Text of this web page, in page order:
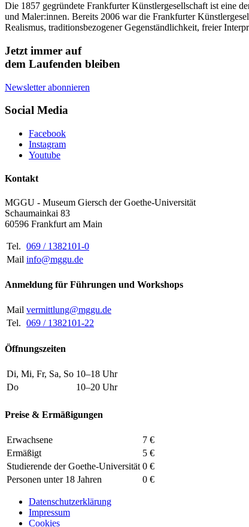
Die 1857 gegründete Frankfurter Künstlergesellschaft ist eine
und Maler:innen. Bereits 2006 war die Frankfurter
Realismus, traditionsbezogener Gegenständlichkeit, freier
Jetzt immer auf
dem Laufenden bleiben
Newsletter abonnieren
Social Media
Facebook
Instagram
Youtube
Kontakt
MGGU - Museum Giersch der Goethe-Universität
Schaumainkai 83
60596 Frankfurt am Main
Tel. 069 / 1382101-0
Mail info@mggu.de
Anmeldung für Führungen und Workshops
Mail vermittlung@mggu.de
Tel. 069 / 1382101-22
Öffnungszeiten
Di, Mi, Fr, Sa, So 10–18 Uhr
Do
10–20 Uhr
Preise & Ermäßigungen
Erwachsene
7 €
Ermäßigt
5 €
Studierende der Goethe-Universität 0 €
Personen unter 18 Jahren
0 €
Datenschutzerklärung
Impressum
Cookies